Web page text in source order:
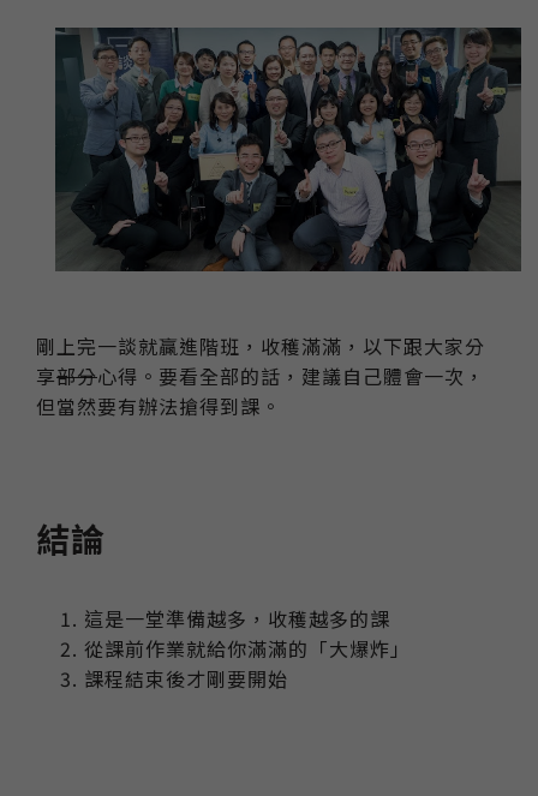
剛上完一談就贏進階班，收穫滿滿，以下跟大家分
享部分心得。要看全部的話，建議自己體會一次，
但當然要有辦法搶得到課。
結論
這是一堂準備越多，收穫越多的課
從課前作業就給你滿滿的「大爆炸」
課程結束後才剛要開始